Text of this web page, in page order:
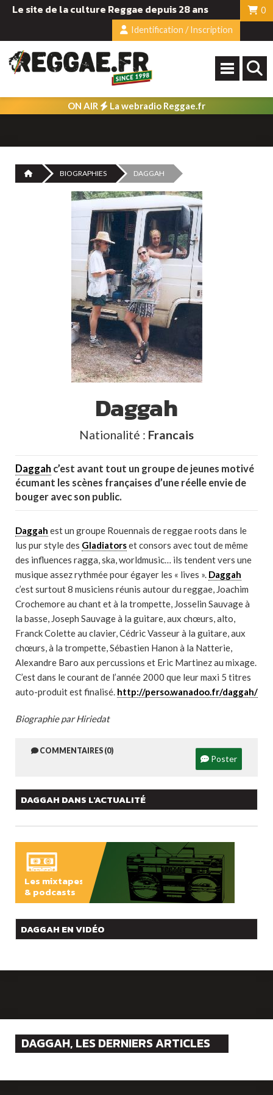
Le site de la culture Reggae depuis 28 ans
0
Identification / Inscription
ON AIR La webradio Reggae.fr
BIOGRAPHIES DAGGAH
Daggah
Nationalité : Francais
Daggah c’est avant tout un groupe de jeunes motivé
écumant les scènes françaises d’une réelle envie de
bouger avec son public.
Daggah est un groupe Rouennais de reggae roots dans le
lus pur style des Gladiatorset consors avec tout de même
des influences ragga, ska, worldmusic… ils tendent vers une
musique assez rythmée pour égayer les « lives ». Daggah
c’est surtout 8 musiciens réunis autour du reggae, Joachim
Crochemore au chant et à la trompette, Josselin Sauvage à
la basse, Joseph Sauvage à la guitare, aux chœurs, alto,
Franck Colette au clavier, Cédric Vasseur à la guitare, aux
chœurs, à la trompette, Sébastien Hanon à la Natterie,
Alexandre Baro aux percussions et Eric Martinez au mixage.
C’est dans le courant de l’année 2000 que leur maxi 5 titres
auto-produit est finalisé. http://perso.wanadoo.fr/daggah/
Biographie par Hiriedat
COMMENTAIRES (0)
Poster
DAGGAH DANS L'ACTUALITÉ
Les mixtapes
& podcasts
DAGGAH EN VIDÉO
DAGGAH, LES DERNIERS ARTICLES